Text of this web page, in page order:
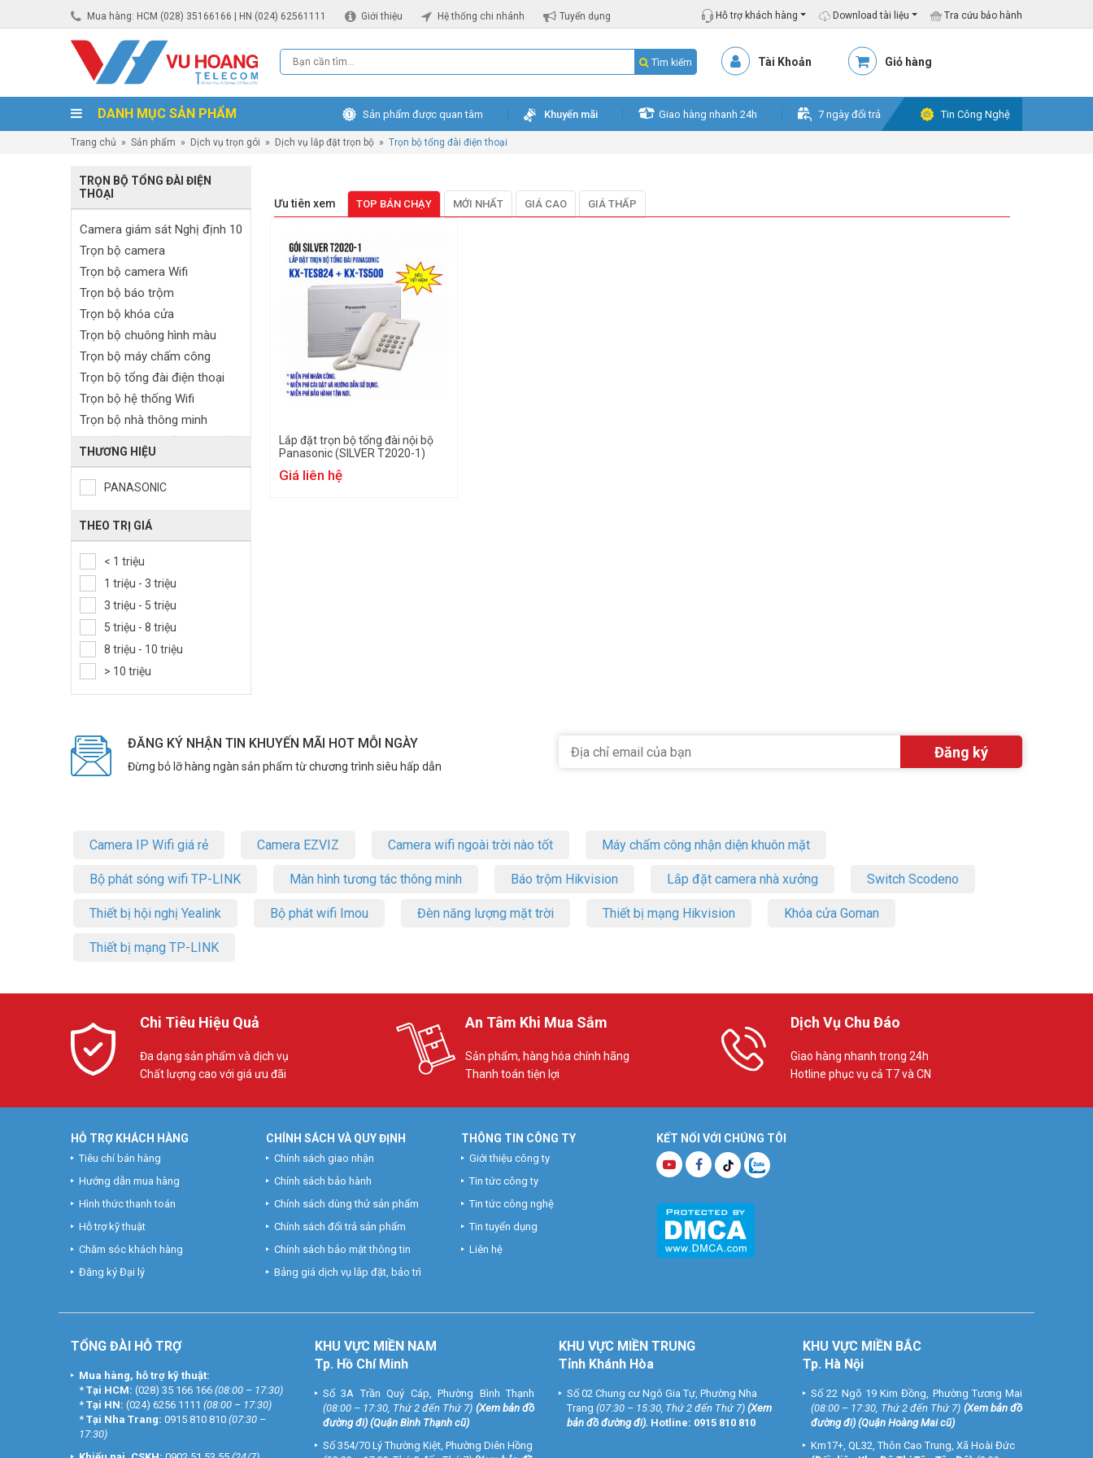
Mua hàng: HCM (028) 35166166 | HN (024) 62561111 Giới thiệu Hệ thống chi nhánh Tuyển dụng Hỗ trợ khách hàng Download tài liệu Tra cứu bảo hành
Tìm kiếm Tài Khoản Giỏ hàng
DANH MỤC SẢN PHẨM Sản phẩm được quan tâm Khuyến mãi Giao hàng nhanh 24h 7 ngày đổi trả Tin Công Nghệ
Trang chủ » Sản phẩm » Dịch vụ trọn gói » Dịch vụ lắp đặt trọn bộ » Trọn bộ tổng đài điện thoại
TRỌN BỘ TỔNG ĐÀI ĐIỆN
THOẠI
Camera giám sát Nghị định 10
Trọn bộ camera
Trọn bộ camera Wifi
Trọn bộ báo trộm
Trọn bộ khóa cửa
Trọn bộ chuông hình màu
Trọn bộ máy chấm công
Trọn bộ tổng đài điện thoại
Trọn bộ hệ thống Wifi
Trọn bộ nhà thông minh
Trọn bộ camera đo thân nhiệt
THƯƠNG HIỆU
PANASONIC
THEO TRỊ GIÁ
< 1 triệu
1 triệu - 3 triệu
3 triệu - 5 triệu
5 triệu - 8 triệu
8 triệu - 10 triệu
> 10 triệu
Ưu tiên xem TOP BÁN CHẠY MỚI NHẤT GIÁ CAO GIÁ THẤP
Lắp đặt trọn bộ tổng đài nội bộ
Panasonic (SILVER T2020-1)
Giá liên hệ
ĐĂNG KÝ NHẬN TIN KHUYẾN MÃI HOT MỖI NGÀY
Đừng bỏ lỡ hàng ngàn sản phẩm từ chương trình siêu hấp dẫn
Camera IP Wifi giá rẻ Camera EZVIZ Camera wifi ngoài trời nào tốt Máy chấm công nhận diện khuôn mặt
Bộ phát sóng wifi TP-LINK Màn hình tương tác thông minh Báo trộm Hikvision Lắp đặt camera nhà xưởng Switch Scodeno
Thiết bị hội nghị Yealink Bộ phát wifi Imou Đèn năng lượng mặt trời Thiết bị mạng Hikvision Khóa cửa Goman
Thiết bị mạng TP-LINK
Chi Tiêu Hiệu Quả
Đa dạng sản phẩm và dịch vụ
Chất lượng cao với giá ưu đãi
An Tâm Khi Mua Sắm
Sản phẩm, hàng hóa chính hãng
Thanh toán tiện lợi
Dịch Vụ Chu Đáo
Giao hàng nhanh trong 24h
Hotline phục vụ cả T7 và CN
KẾT NỐI VỚI CHÚNG TÔI
HỖ TRỢ KHÁCH HÀNG
Tiêu chí bán hàng
Hướng dẫn mua hàng
Hình thức thanh toán
Hỗ trợ kỹ thuật
Chăm sóc khách hàng
Đăng ký Đại lý
CHÍNH SÁCH VÀ QUY ĐỊNH
Chính sách giao nhận
Chính sách bảo hành
Chính sách dùng thử sản phẩm
Chính sách đổi trả sản phẩm
Chính sách bảo mật thông tin
Bảng giá dịch vụ lắp đặt, bảo trì
THÔNG TIN CÔNG TY
Giới thiệu công ty
Tin tức công ty
Tin tức công nghệ
Tin tuyển dụng
Liên hệ
TỔNG ĐÀI HỖ TRỢ
Mua hàng, hỗ trợ kỹ thuật:
* Tại HCM: (028) 35 166 166 (08:00 – 17:30)
* Tại HN: (024) 6256 1111 (08:00 – 17:30)
* Tại Nha Trang: 0915 810 810 (07:30 –
17:30)
KHU VỰC MIỀN NAM
Tp. Hồ Chí Minh
Số 3A Trần Quý Cáp, Phường Bình Thạnh
(08:00 – 17:30, Thứ 2 đến Thứ 7) (Xem bản đồ
đường đi) (Quận Bình Thạnh cũ)
Số 354/70 Lý Thường Kiệt, Phường Diên Hồng
KHU VỰC MIỀN TRUNG
Tỉnh Khánh Hòa
Số 02 Chung cư Ngô Gia Tự, Phường Nha
Trang (07:30 – 15:30, Thứ 2 đến Thứ 7) (Xem
bản đồ đường đi). Hotline: 0915 810 810
KHU VỰC MIỀN BẮC
Tp. Hà Nội
Số 22 Ngõ 19 Kim Đồng, Phường Tương Mai
(08:00 – 17:30, Thứ 2 đến Thứ 7) (Xem bản đồ
đường đi) (Quận Hoàng Mai cũ)
Km17+, QL32, Thôn Cao Trung, Xã Hoài Đức